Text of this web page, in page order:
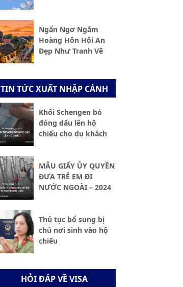
Ngẩn Ngơ Ngắm
Hoàng Hôn Hội An
Đẹp Như Tranh Vẽ
TIN TỨC XUẤT NHẬP CẢNH
Khối Schengen bỏ
đóng dấu lên hộ
chiếu cho du khách
MẪU GIẤY ỦY QUYỀN
ĐƯA TRẺ EM ĐI
NƯỚC NGOÀI – 2024
Thủ tục bổ sung bị
chú nơi sinh vào hộ
chiếu
HỎI ĐÁP VỀ VISA